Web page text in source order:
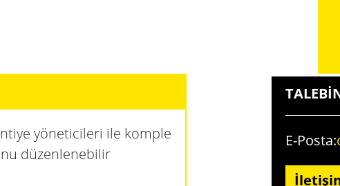
yöneticileri ile komple
düzenlenebilir
E-Posta: